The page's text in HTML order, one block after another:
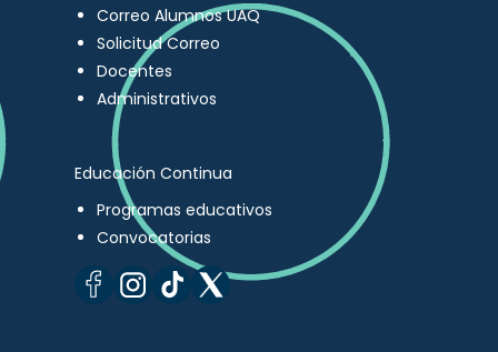
Correo Alumnos UAQ
Solicitud Correo
Docentes
Administrativos
Educación Continua
Programas educativos
Convocatorias